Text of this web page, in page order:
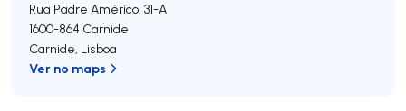
Rua Padre Américo, 31-A
1600-864 Carnide
Carnide, Lisboa
Ver no maps